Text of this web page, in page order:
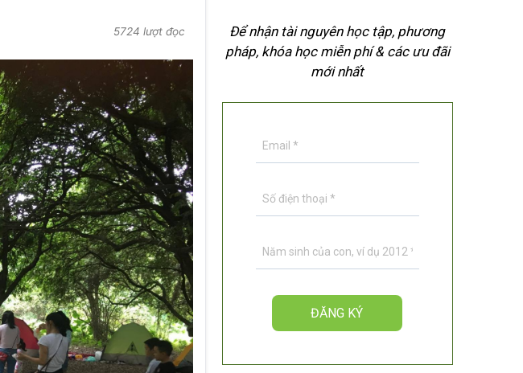
5724 lượt đọc
Để nhận tài nguyên học tập, phương
pháp, khóa học miễn phí & các ưu đãi
mới nhất